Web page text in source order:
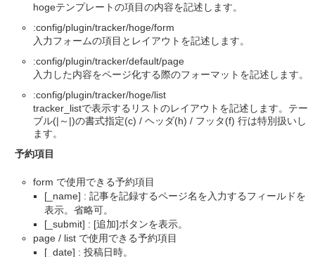
hogeテンプレートの項目の内容を記述します。
:config/plugin/tracker/hoge/form
入力フォームの項目とレイアウトを記述します。
:config/plugin/tracker/default/page
入力した内容をページ化する際のフォーマットを記述します。
:config/plugin/tracker/hoge/list
tracker_listで表示するリストのレイアウトを記述します。テー
ブル(|～|)の書式指定(c) / ヘッダ(h) / フッタ(f) 行は特別扱いし
ます。
予約項目
form で使用できる予約項目
[_name] : 記事を記録するページ名を入力するフィールドを
表示。省略可。
[_submit] : [追加]ボタンを表示。
page / list で使用できる予約項目
[_date] : 投稿日時。